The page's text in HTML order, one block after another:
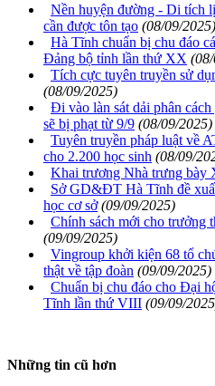
Nền huyện đường - Di tích
cần được tôn tạo (08/09/2025)
Hà Tĩnh chuẩn bị chu đáo
Đảng bộ tỉnh lần thứ XX
Tích cực tuyên truyền sử
(08/09/2025)
Đi vào làn sát dải phân
sẽ bị phạt từ 9/9 (08/09/2025)
Tuyên truyền pháp luật về
cho 2.200 học sinh (08/09/
Khai trương Nhà trưng bày
Sở GD&ĐT Hà Tĩnh đề
học cơ sở (09/09/2025)
Chính sách mới cho trưởng
(09/09/2025)
Vingroup khởi kiện 68 tổ
thật về tập đoàn (09/09/2025)
Chuẩn bị chu đáo cho Đại
Tĩnh lần thứ VIII (09/09/
Những tin cũ hơn